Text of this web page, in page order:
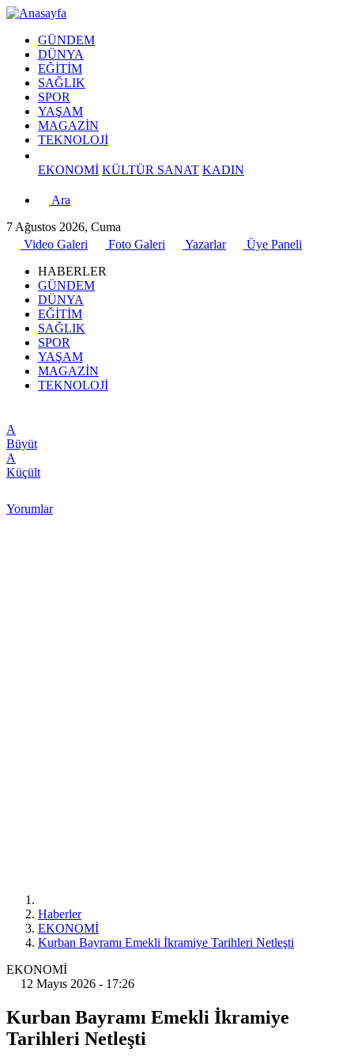
GÜNDEM
DÜNYA
EĞİTİM
SAĞLIK
SPOR
YAŞAM
MAGAZİN
TEKNOLOJİ
EKONOMİ KÜLTÜR SANAT KADIN
Ara
7 Ağustos 2026, Cuma
Video Galeri
Foto Galeri Yazarlar
Üye Paneli
HABERLER
GÜNDEM
DÜNYA
EĞİTİM
SAĞLIK
SPOR
YAŞAM
MAGAZİN
TEKNOLOJİ
A
Büyüt
A
Küçült
Yorumlar
Haberler
EKONOMİ
Kurban Bayramı Emekli İkramiye Tarihleri Netleşti
EKONOMİ
12 Mayıs 2026 - 17:26
Kurban Bayramı Emekli İkramiye
Tarihleri Netleşti